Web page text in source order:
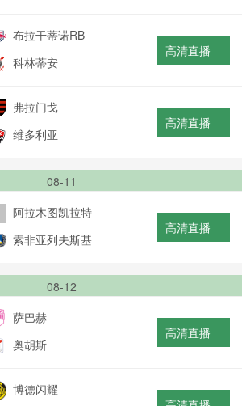
布拉干蒂诺RB
科林蒂安
高清直播
弗拉门戈
维多利亚
高清直播
08-11
阿拉木图凯拉特
索非亚列夫斯基
高清直播
08-12
萨巴赫
奥胡斯
高清直播
博德闪耀